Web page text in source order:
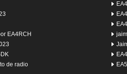
EA4RCH
de radio